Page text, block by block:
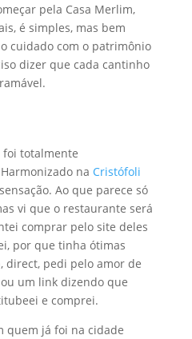
pela Casa Merlim,
é simples, mas bem
cuidado com o patrimônio
dizer que cada cantinho
foi totalmente
na Cristófoli
Ao que parece só
vi que o restaurante será
comprar pelo site deles
por que tinha ótimas
direct, pedi pelo amor de
um link dizendo que
e comprei.
quem já foi na cidade